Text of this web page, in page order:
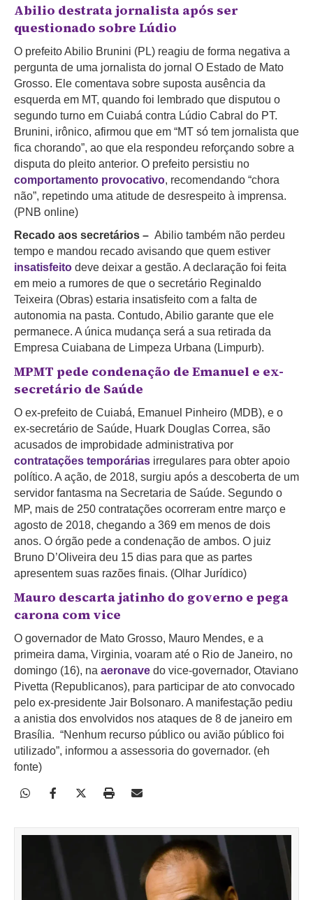
Abilio destrata jornalista após ser
questionado sobre Lúdio
O prefeito Abilio Brunini (PL) reagiu de forma negativa a
pergunta de uma jornalista do jornal O Estado de Mato
Grosso. Ele comentava sobre suposta ausência da
esquerda em MT, quando foi lembrado que disputou o
segundo turno em Cuiabá contra Lúdio Cabral do PT.
Brunini, irônico, afirmou que em “MT só tem jornalista que
fica chorando”, ao que ela respondeu reforçando sobre a
disputa do pleito anterior. O prefeito persistiu no
comportamento provocativo, recomendando “chora
não”, repetindo uma atitude de desrespeito à imprensa.
(PNB online)
Recado aos secretários – Abilio também não perdeu
tempo e mandou recado avisando que quem estiver
insatisfeito deve deixar a gestão. A declaração foi feita
em meio a rumores de que o secretário Reginaldo
Teixeira (Obras) estaria insatisfeito com a falta de
autonomia na pasta. Contudo, Abilio garante que ele
permanece. A única mudança será a sua retirada da
Empresa Cuiabana de Limpeza Urbana (Limpurb).
MPMT pede condenação de Emanuel e ex-
secretário de Saúde
O ex-prefeito de Cuiabá, Emanuel Pinheiro (MDB), e o
ex-secretário de Saúde, Huark Douglas Correa, são
acusados de improbidade administrativa por
contratações temporárias irregulares para obter apoio
político. A ação, de 2018, surgiu após a descoberta de um
servidor fantasma na Secretaria de Saúde. Segundo o
MP, mais de 250 contratações ocorreram entre março e
agosto de 2018, chegando a 369 em menos de dois
anos. O órgão pede a condenação de ambos. O juiz
Bruno D’Oliveira deu 15 dias para que as partes
apresentem suas razões finais. (Olhar Jurídico)
Mauro descarta jatinho do governo e pega
carona com vice
O governador de Mato Grosso, Mauro Mendes, e a
primeira dama, Virginia, voaram até o Rio de Janeiro, no
domingo (16), na aeronave do vice-governador, Otaviano
Pivetta (Republicanos), para participar de ato convocado
pelo ex-presidente Jair Bolsonaro. A manifestação pediu
a anistia dos envolvidos nos ataques de 8 de janeiro em
Brasília. “Nenhum recurso público ou avião público foi
utilizado”, informou a assessoria do governador. (eh
fonte)